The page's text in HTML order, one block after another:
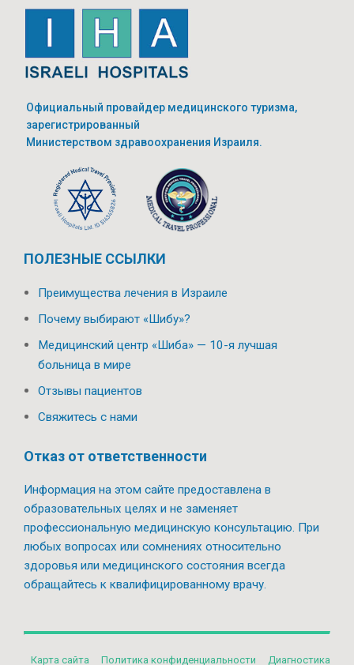
Официальный провайдер медицинского туризма,
зарегистрированный
Министерством здравоохранения Израиля.
ПОЛЕЗНЫЕ ССЫЛКИ
Преимущества лечения в Израиле
Почему выбирают «Шибу»?
Медицинский центр «Шиба» — 10-я лучшая
больница в мире
Отзывы пациентов
Свяжитесь с нами
Отказ от ответственности
Информация на этом сайте предоставлена в
образовательных целях и не заменяет
профессиональную медицинскую консультацию. При
любых вопросах или сомнениях относительно
здоровья или медицинского состояния всегда
обращайтесь к квалифицированному врачу.
Карта сайта Политикa конфиденциальности Диагностика